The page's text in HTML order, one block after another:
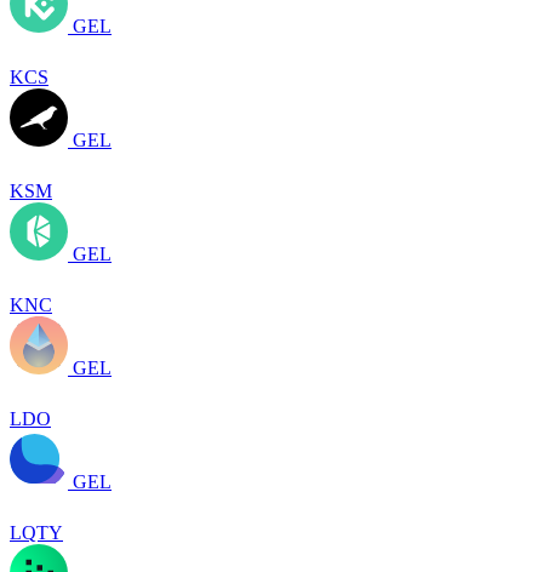
GEL
KCS
GEL
KSM
GEL
KNC
GEL
LDO
GEL
LQTY